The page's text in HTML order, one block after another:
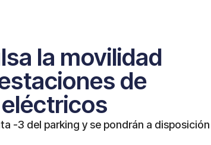
la movilidad
de
-3 del parking y se pondrán a disposición